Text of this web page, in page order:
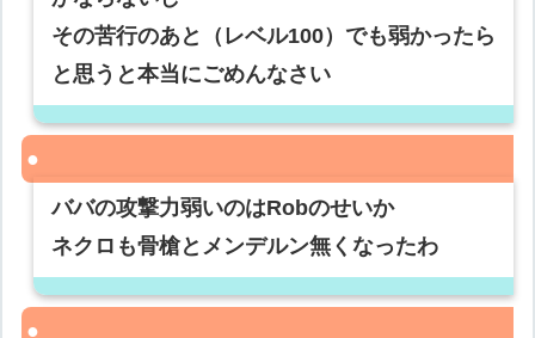
その苦行のあと（レベル100）でも弱かったら
と思うと本当にごめんなさい
ババの攻撃力弱いのはRobのせいか
ネクロも骨槍とメンデルン無くなったわ